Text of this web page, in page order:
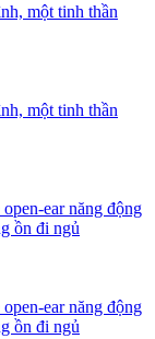
một tinh thần
một tinh thần
ear năng động
ồn đi ngủ
ear năng động
ồn đi ngủ